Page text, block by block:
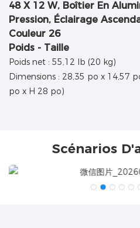
Poids - Taille
Poids net : 55,12 lb (20 kg)
Dimensions : 28,35 po x 14,57
po x H 28 po)
Scénarios